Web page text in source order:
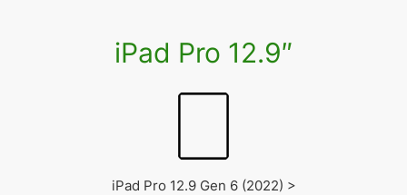
iPad Pro 12.9″
iPad Pro 12.9 Gen 6 (2022) >